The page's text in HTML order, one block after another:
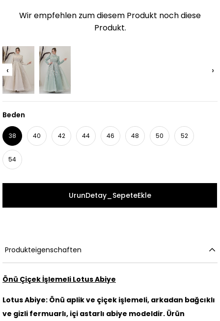
Wir empfehlen zum diesem Produkt noch diese
Produkt.
‹ ›
Beden
38 40 42 44 46 48 50 52
54
Produkteigenschaften
Önü Çiçek İşlemeli Lotus Abiye
Lotus Abiye: Önü aplik ve çiçek işlemeli, arkadan bağcıklı
ve gizli fermuarlı, içi astarlı abiye modeldir. Ürün